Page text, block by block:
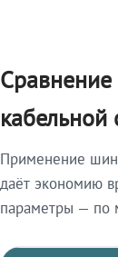
кабельной
Применение
даёт экономию
параметры — по